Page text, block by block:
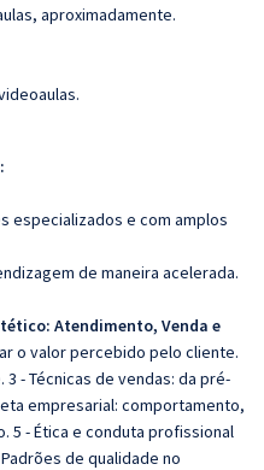
aproximadamente.
especializados e com amplos
de maneira acelerada.
Atendimento, Venda e
o valor percebido pelo cliente.
- Técnicas de vendas: da pré-
empresarial: comportamento,
5 - Ética e conduta profissional
de qualidade no